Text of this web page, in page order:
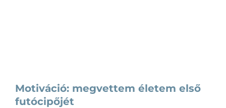
Motiváció: megvettem életem első
futócipőjét